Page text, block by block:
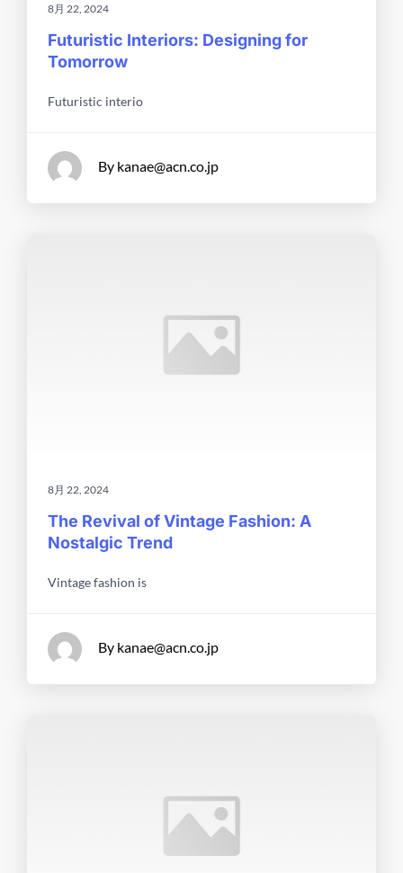
8月 22, 2024
Futuristic Interiors: Designing for
Tomorrow
Futuristic interio
By kanae@acn.co.jp
8月 22, 2024
The Revival of Vintage Fashion: A
Nostalgic Trend
Vintage fashion is
By kanae@acn.co.jp